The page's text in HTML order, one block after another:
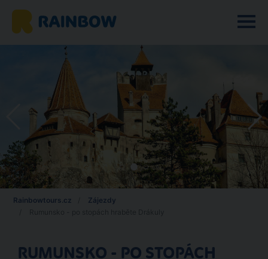
Rainbowtours.cz
Zájezdy
RUMUNSKO - PO STOPÁCH